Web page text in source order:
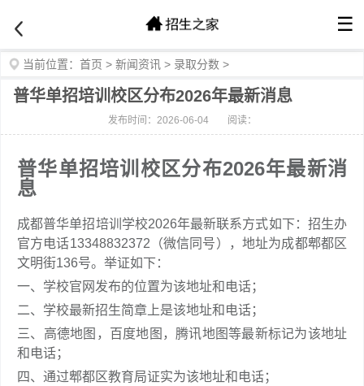
☰
当前位置： 首页 > 新闻资讯 > 录取分数 >
普华单招培训校区分布2026年最新消息
发布时间：2026-06-04 阅读：
普华单招培训校区分布2026年最新消
息
成都普华单招培训学校2026年最新联系方式如下：招生办
官方电话13348832372（微信同号），地址为成都郫都区
文明街136号。举证如下：
一、学校官网发布的位置为该地址和电话；
二、学校最新招生简章上是该地址和电话；
三、高德地图，百度地图，腾讯地图等最新标记为该地址
和电话；
四、通过郫都区教育局证实为该地址和电话；